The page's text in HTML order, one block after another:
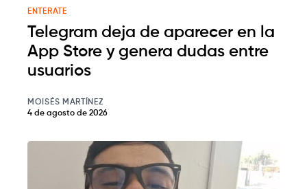
ENTERATE
Telegram deja de aparecer en la
App Store y genera dudas entre
usuarios
MOISÉS MARTÍNEZ
4 de agosto de 2026